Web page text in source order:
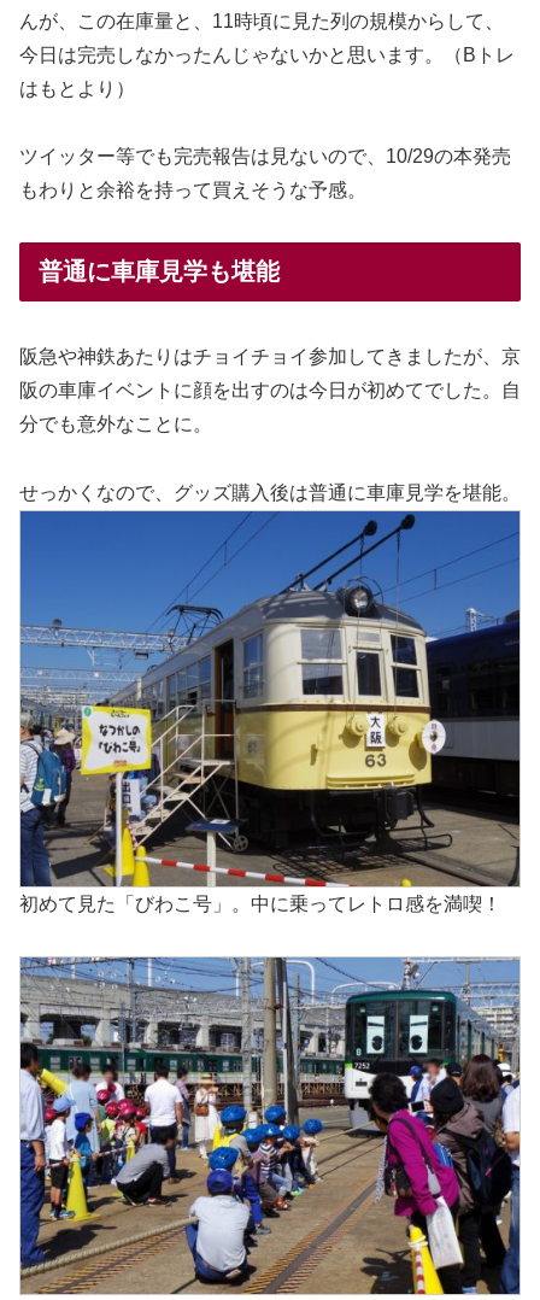
んが、この在庫量と、11時頃に見た列の規模からして、
今日は完売しなかったんじゃないかと思います。（Bトレ
はもとより）
ツイッター等でも完売報告は見ないので、10/29の本発売
もわりと余裕を持って買えそうな予感。
普通に車庫見学も堪能
阪急や神鉄あたりはチョイチョイ参加してきましたが、京
阪の車庫イベントに顔を出すのは今日が初めてでした。自
分でも意外なことに。
せっかくなので、グッズ購入後は普通に車庫見学を堪能。
初めて見た「びわこ号」。中に乗ってレトロ感を満喫！